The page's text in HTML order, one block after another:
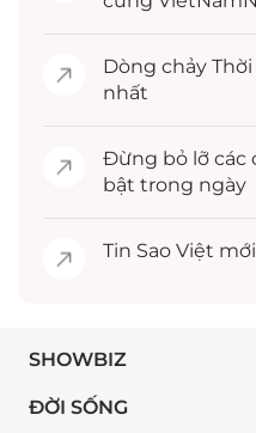
Dòng chảy
nhất
Đừng bỏ lỡ các
bật trong ngày
Tin Sao Việt
SHOWBIZ
ĐỜI SỐNG